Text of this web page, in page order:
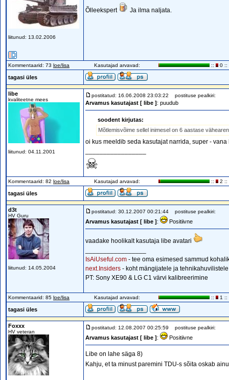
liitunud: 13.02.2006
Õlleekspert Ja ilma naljata.
Kommentaarid: 73 loe/lisa Kasutajad arvavad: :: 0 ::
tagasi üles
libe
kvaliteetne mees
liitunud: 04.11.2001
postitatud: 16.06.2008 23:03:22 postituse pealkiri:
Arvamus kasutajast [ libe ]: puudub
soodent kirjutas:
Mõtlemisvõime sellel inimesel on 6 aastase
oi kus meeldib seda kasutajat narrida, super -
☠
Kommentaarid: 82 loe/lisa Kasutajad arvavad: :: 2 ::
tagasi üles
d3t
HV Guru
liitunud: 14.05.2004
postitatud: 30.12.2007 00:21:44 postituse pealkiri:
Arvamus kasutajast [ libe ]: Positiivne
vaadake hoolikalt kasutaja libe avatari
IsAiUseful.com - tee oma esimesed sammud
next.Insiders - koht mängijatele ja
PT: Sony XE90 & LG C1 värvi kalibreerimine
Kommentaarid: 85 loe/lisa Kasutajad arvavad: :: 1 ::
tagasi üles
Foxxx
HV veteran
postitatud: 12.08.2007 00:25:59 postituse pealkiri:
Arvamus kasutajast [ libe ]: Positiivne
Libe on lahe säga 8)
Kahju, et ta minust paremini TDU-s sõita oskab